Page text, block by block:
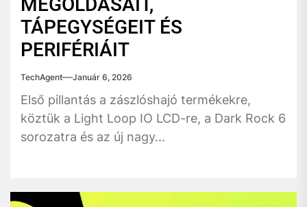
TÁPEGYSÉGEIT ÉS
PERIFÉRIÁIT
TechAgent Január 6, 2026
Első pillantás a zászlóshajó termékekre,
köztük a Light Loop IO LCD-re, a Dark Rock 6
sorozatra és az új nagy...